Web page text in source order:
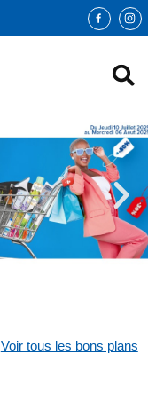
Voir tous les bons plans